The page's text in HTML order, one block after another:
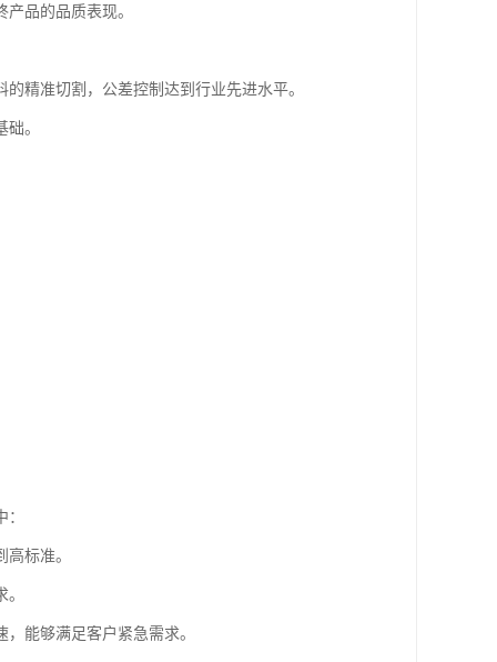
品的品质表现。
精准切割，公差控制达到行业先进水平。
。
标准。
能够满足客户紧急需求。